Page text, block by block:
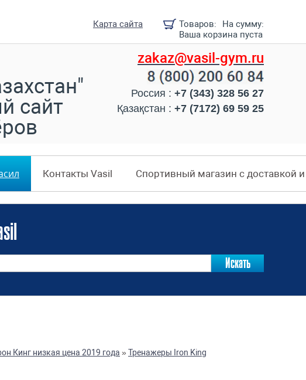
Товаров:
На сумму:
Ваша корзина пуста
Карта сайта
zakaz@vasil-gym.ru
Россия : +7 (343) 328 56 27
Қазақстан : +7 (7172) 69 59 25
сайт
Контакты Vasil Спортивный магазин с доставкой
Кинг низкая цена 2019 года »Тренажеры Iron King